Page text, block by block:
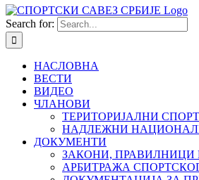
Search for:
НАСЛОВНА
ВЕСТИ
ВИДЕО
ЧЛАНОВИ
ТЕРИТОРИЈАЛНИ
НАДЛЕЖНИ
ДОКУМЕНТИ
ЗАКОНИ,
АРБИТРАЖА